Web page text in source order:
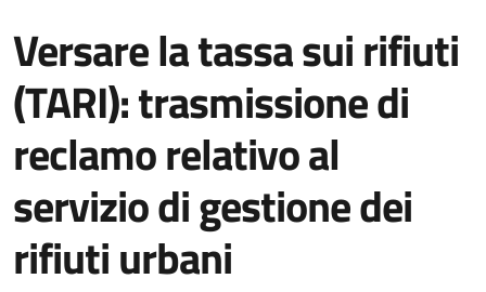
Versare la tassa sui rifiuti
(TARI): trasmissione di
reclamo relativo al
servizio di gestione dei
rifiuti urbani